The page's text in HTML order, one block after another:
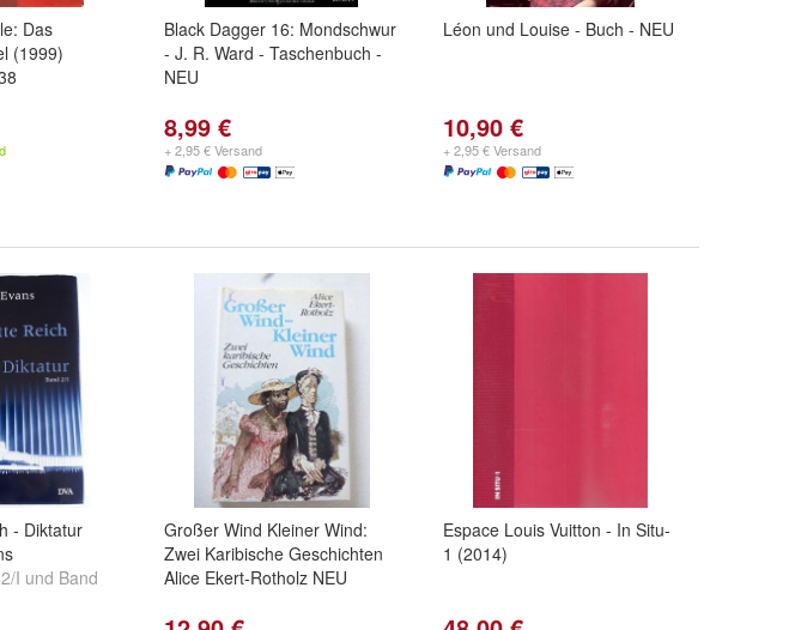
Das
(1999)
Black Dagger 16: Mondschwur
- J. R. Ward - Taschenbuch -
NEU
8,99 €
+ 2,95 € Versand
Léon und Louise - Buch - NEU
10,90 €
+ 2,95 € Versand
- Diktatur
I und Band
Großer Wind Kleiner Wind:
Zwei Karibische Geschichten
Alice Ekert-Rotholz NEU
Espace Louis Vuitton - In Situ-
1 (2014)